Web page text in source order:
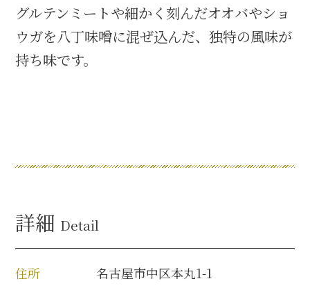
名古屋＜家康＞観光モデルコース
加藤清正と名古屋の関係
清正関連 史跡 一覧
グルテンミートや細かく刻んだオオバやショ
ウガを八丁味噌に混ぜ込んだ、独特の風味が
持ち味です。
詳細 Detail
住所 名古屋市中区本丸1-1